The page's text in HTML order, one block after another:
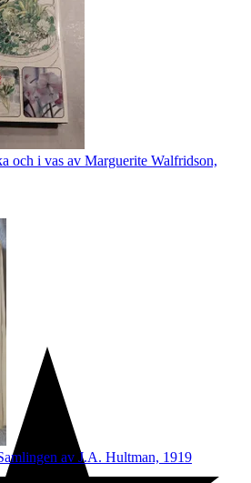
och i vas av Marguerite Walfridson,
av J.A. Hultman, 1919